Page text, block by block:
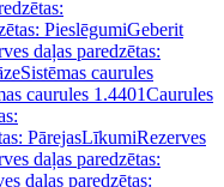
PieslēgumiGeberit
daļas paredzētas:
Sistēmas caurules
caurules 1.4401Caurules
PārejasLīkumiRezerves
daļas paredzētas:
daļas paredzētas: